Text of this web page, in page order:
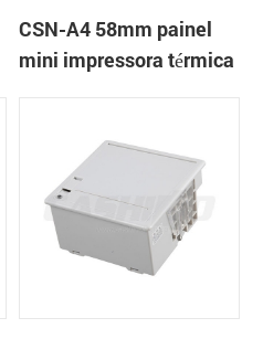
CSN-A4 58mm painel
mini impressora térmica